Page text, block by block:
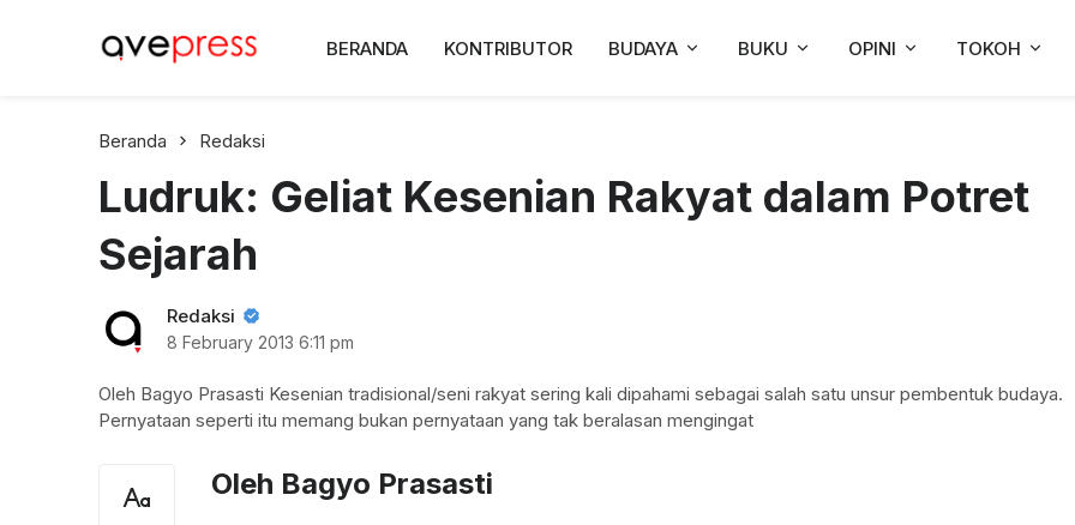
AvePress.com
Belajar dari Komentar
BERANDA KONTRIBUTOR BUDAYA BUKU OPINI TOKOH
Beranda Redaksi
Ludruk: Geliat Kesenian Rakyat dalam Potret
Sejarah
Redaksi
8 February 2013 6:11 pm
Oleh Bagyo Prasasti Kesenian tradisional/seni rakyat sering kali dipahami sebagai salah satu unsur pembentuk budaya.
Pernyataan seperti itu memang bukan pernyataan yang tak beralasan mengingat
Oleh Bagyo Prasasti